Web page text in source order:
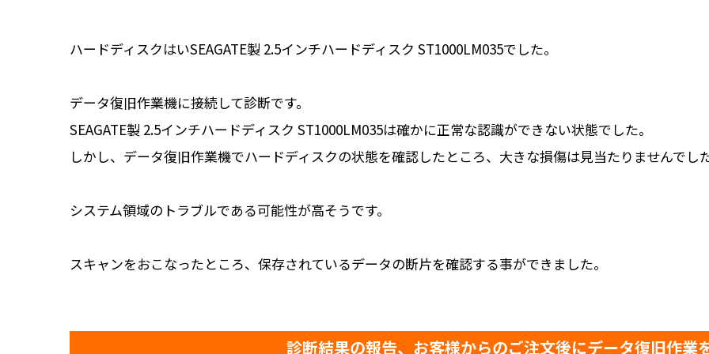
ハードディスクはいSEAGATE製 2.5インチハードディスク ST1000LM035でした。
データ復旧作業機に接続して診断です。
SEAGATE製 2.5インチハードディスク ST1000LM035は確かに正常な認識ができない状態でした。
しかし、データ復旧作業機でハードディスクの状態を確認したところ、大きな損傷は見当たりませんでした
システム領域のトラブルである可能性が高そうです。
スキャンをおこなったところ、保存されているデータの断片を確認する事ができました。
診断結果の報告、お客様からのご注文後にデータ復旧作業